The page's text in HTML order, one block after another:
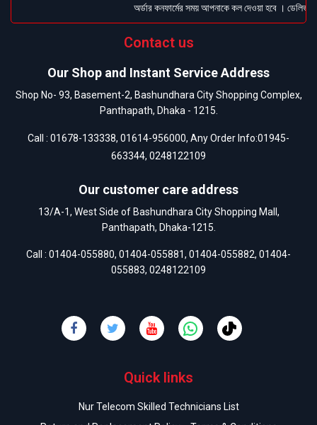
অর্ডার কনফার্মের সময় আপনাকে কল দেওয়া হবে ।
Contact us
Our Shop and Instant Service Address
Shop No- 93, Basement-2, Bashundhara City Shopping Complex,
Panthapath, Dhaka - 1215.
Call : 01678-133338, 01614-956000, Any Order Info:01945-
663344, 0248122109
Our customer care address
13/A-1, West Side of Bashundhara City Shopping Mall,
Panthapath, Dhaka-1215.
Call : 01404-055880, 01404-055881, 01404-055882, 01404-
055883, 0248122109
Quick links
Nur Telecom Skilled Technicians List